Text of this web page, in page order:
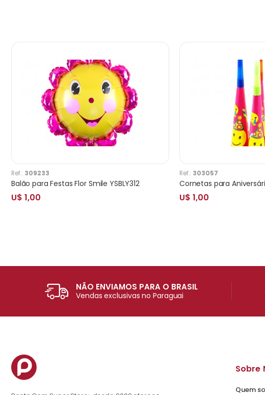
Ref.: 309233
Balão para Festas Flor Smile YSBLY312
U$ 1,00
Ref.: 303057
U$ 1,00
NÃO ENVIAMOS PARA O BRASIL
Vendas exclusivas no Paraguai
Sobre
Quem